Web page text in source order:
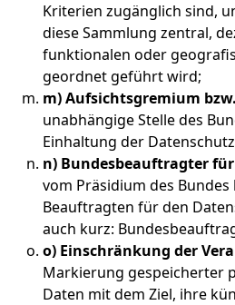
Kriterien zugänglich sind,
diese Sammlung zentral,
funktionalen oder
geordnet geführt wird;
m) Aufsichtsgremium
unabhängige Stelle des
Einhaltung der
n) Bundesbeauftragter
vom Präsidium des Bundes
Beauftragten für den
auch kurz:
o) Einschränkung der
Markierung gespeicherter
Daten mit dem Ziel, ihre